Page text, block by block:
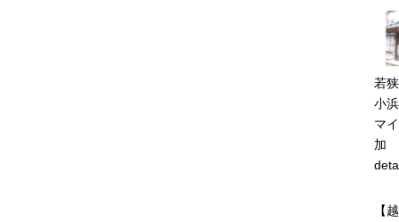
若
小
マ
加
【